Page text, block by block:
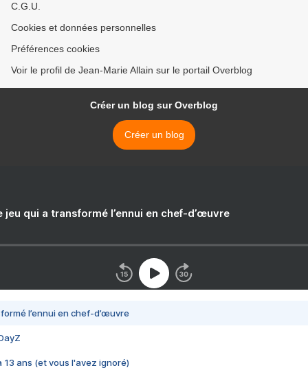
C.G.U.
Cookies et données personnelles
Préférences cookies
Voir le profil de Jean-Marie Allain sur le portail Overblog
Créer un blog sur Overblog
Créer un blog
jeu qui a transformé l’ennui en chef-d’œuvre
l’ennui en chef-d’œuvre
13 ans (et vous l'avez ignoré)